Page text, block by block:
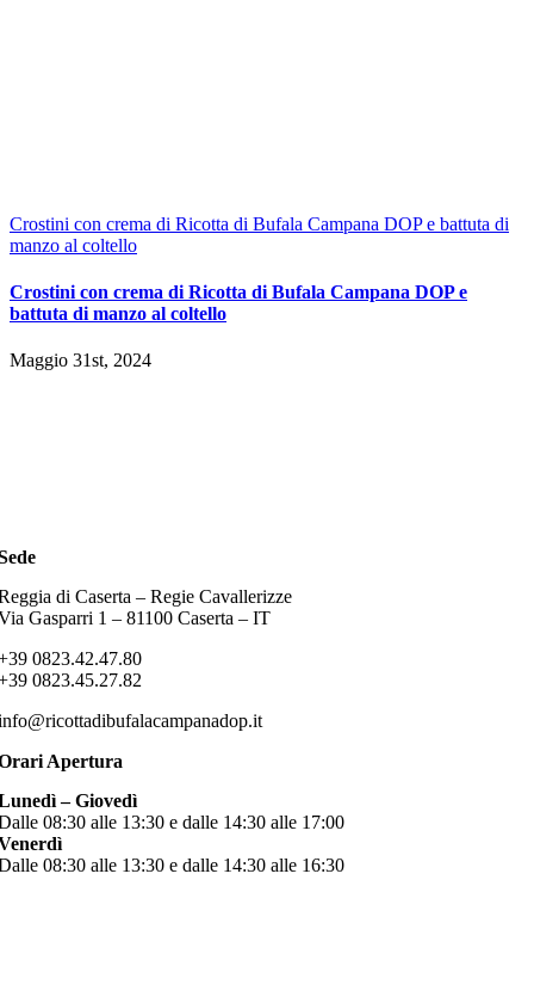
Crostini con crema di Ricotta di Bufala Campana DOP e battuta di
manzo al coltello
Crostini con crema di Ricotta di Bufala Campana DOP e
battuta di manzo al coltello
Maggio 31st, 2024
di Caserta – Regie Cavallerizze
Gasparri 1 – 81100 Caserta – IT
0823.42.47.80
0823.45.27.82
Apertura
– Giovedì
08:30 alle 13:30 e dalle 14:30 alle 17:00
08:30 alle 13:30 e dalle 14:30 alle 16:30